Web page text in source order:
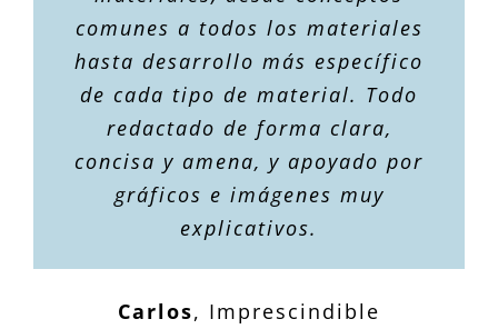
comunes a todos los materiales
hasta desarrollo más específico
de cada tipo de material. Todo
redactado de forma clara,
concisa y amena, y apoyado por
gráficos e imágenes muy
explicativos.
Carlos, Imprescindible